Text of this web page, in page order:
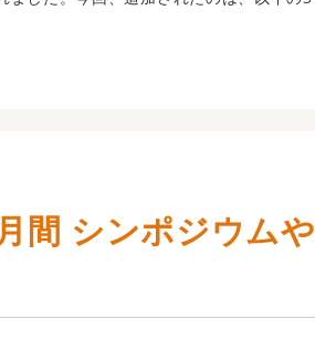
間 シンポジウムや